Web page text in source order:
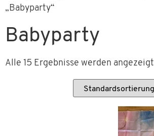
„Babyparty“
Babyparty
Alle 15 Ergebnisse werden angezeigt